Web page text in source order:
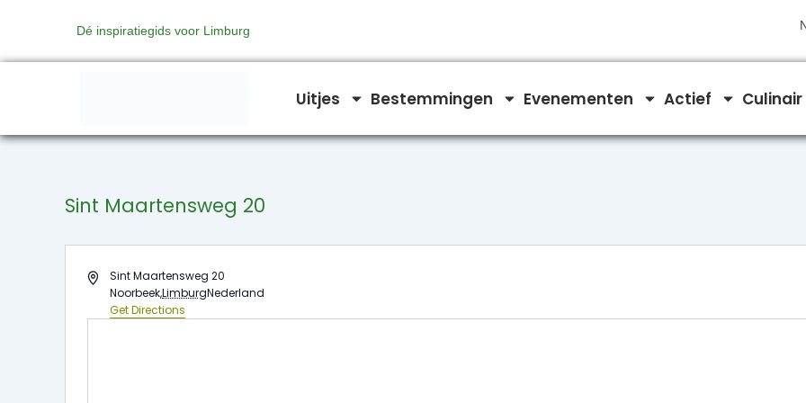
de
Dé inspiratiegids voor Limburg
Uitjes Bestemmingen Evenementen Actief Culinair
Sint Maartensweg 20
AddressSint Maartensweg 20
Noorbeek,LimburgNederland
Get Directions